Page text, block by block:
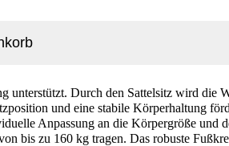
unterstützt. Durch den Sattelsitz wird die
und eine stabile Körperhaltung
Anpassung an die Körpergröße und
bis zu 160 kg tragen. Das robuste